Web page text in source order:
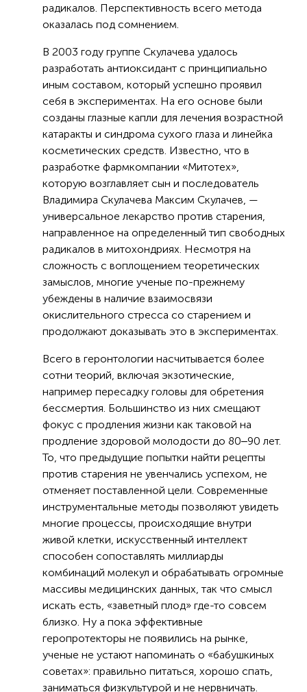
радикалов. Перспективность всего метода
оказалась под сомнением.
В 2003 году группе Скулачева удалось
разработать антиоксидант с принципиально
иным составом, который успешно проявил
себя в экспериментах. На его основе были
созданы глазные капли для лечения возрастной
катаракты и синдрома сухого глаза и линейка
косметических средств. Известно, что в
разработке фармкомпании «Митотех»,
которую возглавляет сын и последователь
Владимира Скулачева Максим Скулачев, —
универсальное лекарство против старения,
направленное на определенный тип свободных
радикалов в митохондриях. Несмотря на
сложность с воплощением теоретических
замыслов, многие ученые по-прежнему
убеждены в наличие взаимосвязи
окислительного стресса со старением и
продолжают доказывать это в экспериментах.
Всего в геронтологии насчитывается более
сотни теорий, включая экзотические,
например пересадку головы для обретения
бессмертия. Большинство из них смещают
фокус с продления жизни как таковой на
продление здоровой молодости до 80‒90 лет.
То, что предыдущие попытки найти рецепты
против старения не увенчались успехом, не
отменяет поставленной цели. Современные
инструментальные методы позволяют увидеть
многие процессы, происходящие внутри
живой клетки, искусственный интеллект
способен сопоставлять миллиарды
комбинаций молекул и обрабатывать огромные
массивы медицинских данных, так что смысл
искать есть, «заветный плод» где-то совсем
близко. Ну а пока эффективные
геропротекторы не появились на рынке,
ученые не устают напоминать о «бабушкиных
советах»: правильно питаться, хорошо спать,
заниматься физкультурой и не нервничать.